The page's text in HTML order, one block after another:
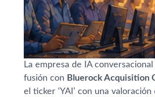
La empresa de IA conversacional
fusión con Bluerock Acquisition
el ticker ‘YAI’ con una valoración